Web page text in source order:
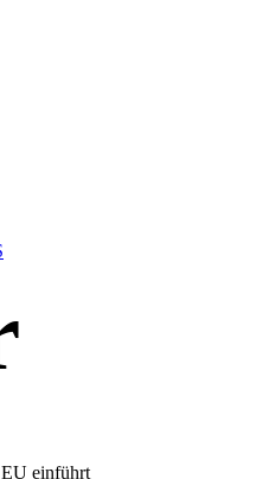
EU einführt